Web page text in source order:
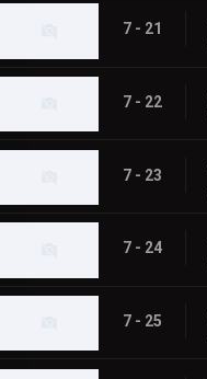
7 - 21
7 - 22
7 - 23
7 - 24
7 - 25